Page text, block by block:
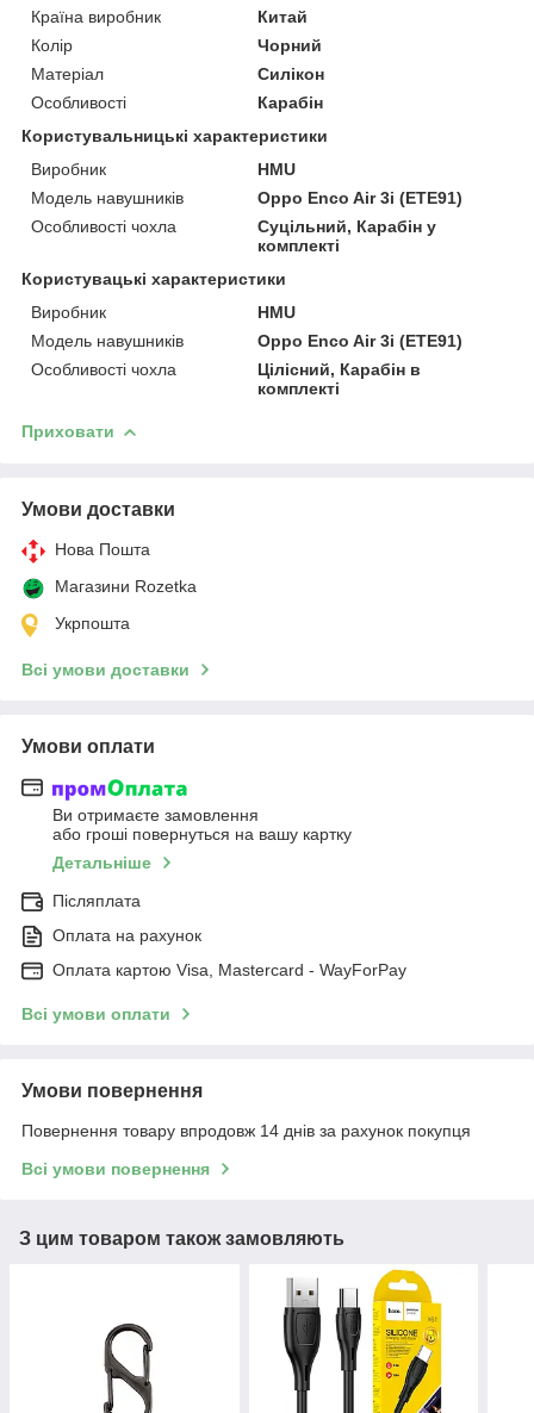
Країна виробник
Китай
Колір
Чорний
Матеріал
Силікон
Особливості
Карабін
Користувальницькі характеристики
Виробник
HMU
Модель навушників
Oppo Enco Air 3i (ETE91)
Особливості чохла
Суцільний, Карабін у
комплекті
Користувацькi характеристики
Виробник
HMU
Модель навушників
Oppo Enco Air 3i (ETE91)
Особливості чохла
Цілісний, Карабін в
комплекті
Приховати
Умови доставки
Нова Пошта
Магазини Rozetka
Укрпошта
Всі умови доставки
Умови оплати
Ви отримаєте замовлення
або гроші повернуться на вашу картку
Детальніше
Післяплата
Оплата на рахунок
Оплата картою Visa, Mastercard - WayForPay
Всі умови оплати
Умови повернення
Повернення товару впродовж 14 днів за рахунок покупця
Всі умови повернення
З цим товаром також замовляють